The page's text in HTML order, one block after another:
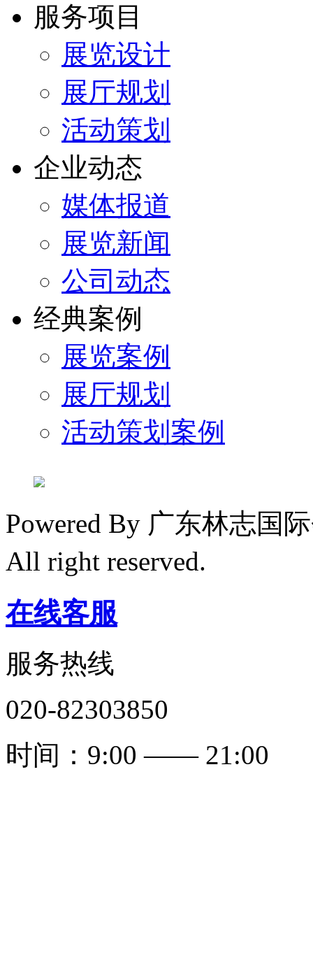
服务项目
展览设计
展厅规划
活动策划
企业动态
媒体报道
展览新闻
公司动态
经典案例
展览案例
展厅规划
活动策划案例
Powered By 广东林志国
All right reserved.
在线客服
服务热线
020-82303850
时间：9:00 —— 21:00